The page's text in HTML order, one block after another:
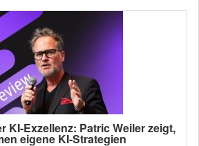
KI-Exzellenz: Patric Weiler zeigt,
eigene KI-Strategien